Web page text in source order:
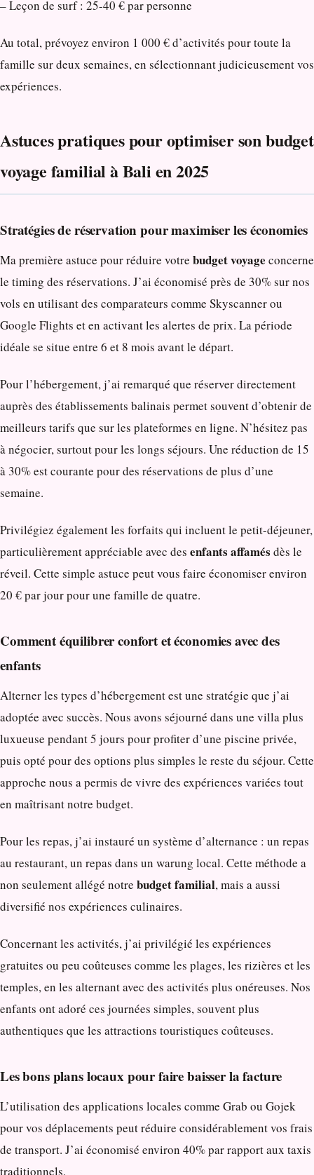
– Leçon de surf : 25-40 € par personne
Au total, prévoyez environ 1 000 € d’activités pour toute la
famille sur deux semaines, en sélectionnant judicieusement vos
expériences.
Astuces pratiques pour optimiser son budget
voyage familial à Bali en 2025
Stratégies de réservation pour maximiser les économies
Ma première astuce pour réduire votre budget voyage concerne
le timing des réservations. J’ai économisé près de 30% sur nos
vols en utilisant des comparateurs comme Skyscanner ou
Google Flights et en activant les alertes de prix. La période
idéale se situe entre 6 et 8 mois avant le départ.
Pour l’hébergement, j’ai remarqué que réserver directement
auprès des établissements balinais permet souvent d’obtenir de
meilleurs tarifs que sur les plateformes en ligne. N’hésitez pas
à négocier, surtout pour les longs séjours. Une réduction de 15
à 30% est courante pour des réservations de plus d’une
semaine.
Privilégiez également les forfaits qui incluent le petit-déjeuner,
particulièrement appréciable avec des enfants affamés dès le
réveil. Cette simple astuce peut vous faire économiser environ
20 € par jour pour une famille de quatre.
Comment équilibrer confort et économies avec des
enfants
Alterner les types d’hébergement est une stratégie que j’ai
adoptée avec succès. Nous avons séjourné dans une villa plus
luxueuse pendant 5 jours pour profiter d’une piscine privée,
puis opté pour des options plus simples le reste du séjour. Cette
approche nous a permis de vivre des expériences variées tout
en maîtrisant notre budget.
Pour les repas, j’ai instauré un système d’alternance : un repas
au restaurant, un repas dans un warung local. Cette méthode a
non seulement allégé notre budget familial, mais a aussi
diversifié nos expériences culinaires.
Concernant les activités, j’ai privilégié les expériences
gratuites ou peu coûteuses comme les plages, les rizières et les
temples, en les alternant avec des activités plus onéreuses. Nos
enfants ont adoré ces journées simples, souvent plus
authentiques que les attractions touristiques coûteuses.
Les bons plans locaux pour faire baisser la facture
L’utilisation des applications locales comme Grab ou Gojek
pour vos déplacements peut réduire considérablement vos frais
de transport. J’ai économisé environ 40% par rapport aux taxis
traditionnels.